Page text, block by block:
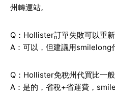
州轉運站。
Q：Hollister訂單失敗可以重
A：可以，但建議用smilelong
Q：Hollister免稅州代買比一
A：是的，省稅+省運費，